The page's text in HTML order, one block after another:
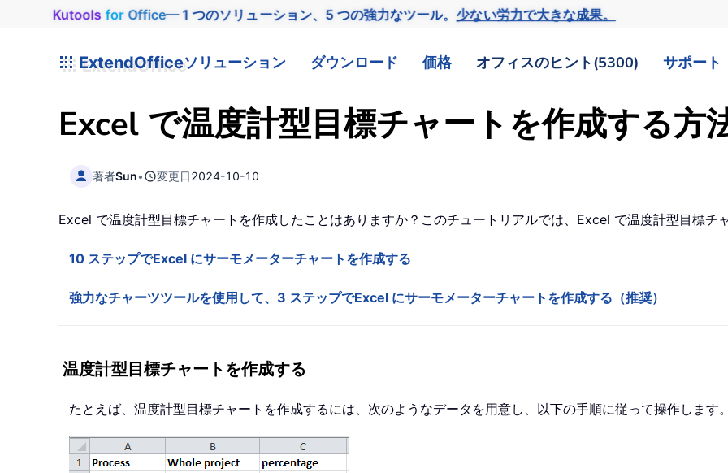
Kutools for Office— 1 つのソリューション、5 つの強力なツール。少ない労力で大きな成果。
ExtendOfficeソリューション ダウンロード 価格 オフィスのヒント(5300) サポート
Excel で温度計型目標チャートを作成する方
著者Sun• 変更日2024-10-10
Excel で温度計型目標チャートを作成したことはありますか？このチュートリアルでは、Excel で温度計型目標チ
10 ステップでExcel にサーモメーターチャートを作成する
強力なチャーツツールを使用して、3 ステップでExcel にサーモメーターチャートを作成する（推奨）
温度計型目標チャートを作成する
たとえば、温度計型目標チャートを作成するには、次のようなデータを用意し、以下の手順に従って操作します。